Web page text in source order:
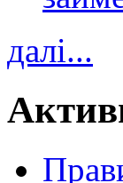
далі...